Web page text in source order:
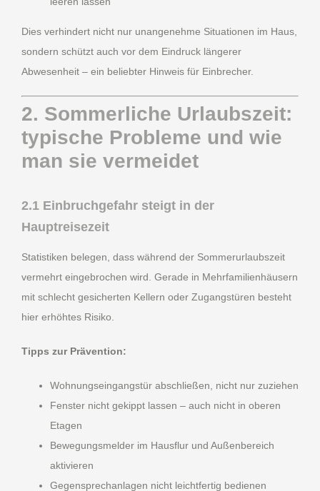
Dies verhindert nicht nur unangenehme Situationen im Haus,
sondern schützt auch vor dem Eindruck längerer
Abwesenheit – ein beliebter Hinweis für Einbrecher.
2. Sommerliche Urlaubszeit:
typische Probleme und wie
man sie vermeidet
2.1 Einbruchgefahr steigt in der
Hauptreisezeit
Statistiken belegen, dass während der Sommerurlaubszeit
vermehrt eingebrochen wird. Gerade in Mehrfamilienhäusern
mit schlecht gesicherten Kellern oder Zugangstüren besteht
hier erhöhtes Risiko.
Tipps zur Prävention:
Wohnungseingangstür abschließen, nicht nur zuziehen
Fenster nicht gekippt lassen – auch nicht in oberen
Etagen
Bewegungsmelder im Hausflur und Außenbereich
aktivieren
Gegensprechanlagen nicht leichtfertig bedienen